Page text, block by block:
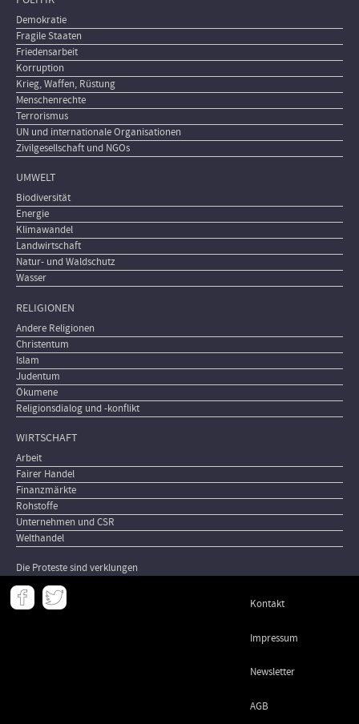
Demokratie
Fragile Staaten
Friedensarbeit
Korruption
Krieg, Waffen, Rüstung
Menschenrechte
Terrorismus
UN und internationale Organisationen
Zivilgesellschaft und NGOs
UMWELT
Biodiversität
Energie
Klimawandel
Landwirtschaft
Natur- und Waldschutz
Wasser
RELIGIONEN
Andere Religionen
Christentum
Islam
Judentum
Ökumene
Religionsdialog und -konflikt
WIRTSCHAFT
Arbeit
Fairer Handel
Finanzmärkte
Rohstoffe
Unternehmen und CSR
Welthandel
Die Proteste sind verklungen
Meta
- Kontakt
Impressum
Newsletter
AGB